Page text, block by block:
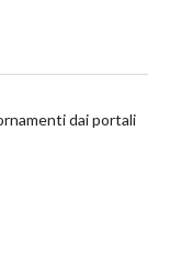
dai portali